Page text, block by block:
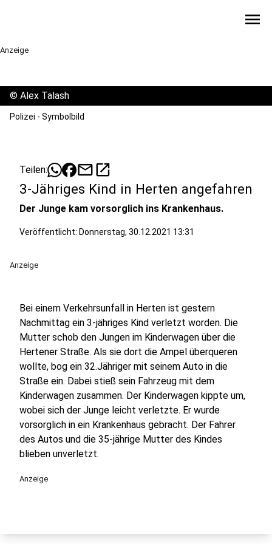
menu
Anzeige
© Alex Talash
Polizei - Symbolbild
Teilen: mailopen_in_new
3-Jähriges Kind in Herten angefahren
Der Junge kam vorsorglich ins Krankenhaus.
Veröffentlicht: Donnerstag, 30.12.2021 13:31
Anzeige
Bei einem Verkehrsunfall in Herten ist gestern
Nachmittag ein 3-jähriges Kind verletzt worden. Die
Mutter schob den Jungen im Kinderwagen über die
Hertener Straße. Als sie dort die Ampel überqueren
wollte, bog ein 32.Jähriger mit seinem Auto in die
Straße ein. Dabei stieß sein Fahrzeug mit dem
Kinderwagen zusammen. Der Kinderwagen kippte um,
wobei sich der Junge leicht verletzte. Er wurde
vorsorglich in ein Krankenhaus gebracht. Der Fahrer
des Autos und die 35-jährige Mutter des Kindes
blieben unverletzt.
Anzeige